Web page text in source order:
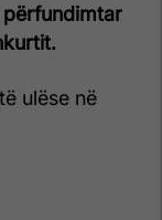
ulëse në